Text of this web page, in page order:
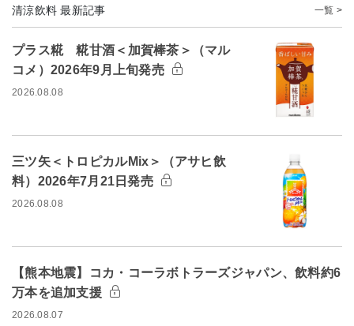
清涼飲料 最新記事 一覧 >
プラス糀 糀甘酒＜加賀棒茶＞（マル
コメ）2026年9月上旬発売
2026.08.08
三ツ矢＜トロピカルMix＞（アサヒ飲
料）2026年7月21日発売
2026.08.08
【熊本地震】コカ・コーラボトラーズジャパン、飲料約6
万本を追加支援
2026.08.07